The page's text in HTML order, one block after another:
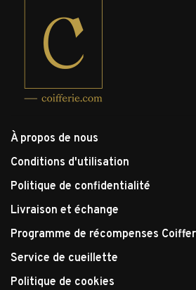
À propos de nous
Conditions d'utilisation
Politique de confidentialité
Livraison et échange
Programme de récompenses
Service de cueillette
Politique de cookies